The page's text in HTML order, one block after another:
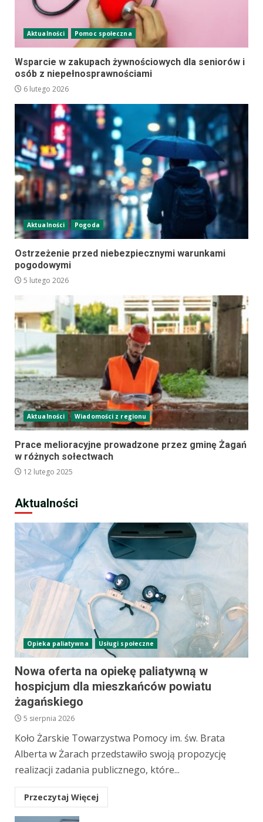
Aktualności Pomoc społeczna
Wsparcie w zakupach żywnościowych dla seniorów i
osób z niepełnosprawnościami
6 lutego 2026
Aktualności Pogoda
Ostrzeżenie przed niebezpiecznymi warunkami
pogodowymi
5 lutego 2026
Aktualności Wiadomości z regionu
Prace melioracyjne prowadzone przez gminę Żagań
w różnych sołectwach
12 lutego 2025
Aktualności
Opieka paliatywna Usługi społeczne
Nowa oferta na opiekę paliatywną w
hospicjum dla mieszkańców powiatu
żagańskiego
5 sierpnia 2026
Koło Żarskie Towarzystwa Pomocy im. św. Brata
Alberta w Żarach przedstawiło swoją propozycję
realizacji zadania publicznego, które...
Przeczytaj Więcej